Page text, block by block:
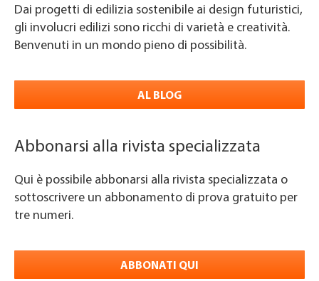
Dai progetti di edilizia sostenibile ai design futuristici,
gli involucri edilizi sono ricchi di varietà e creatività.
Benvenuti in un mondo pieno di possibilità.
AL BLOG
Abbonarsi alla rivista specializzata
Qui è possibile abbonarsi alla rivista specializzata o
sottoscrivere un abbonamento di prova gratuito per
tre numeri.
ABBONATI QUI